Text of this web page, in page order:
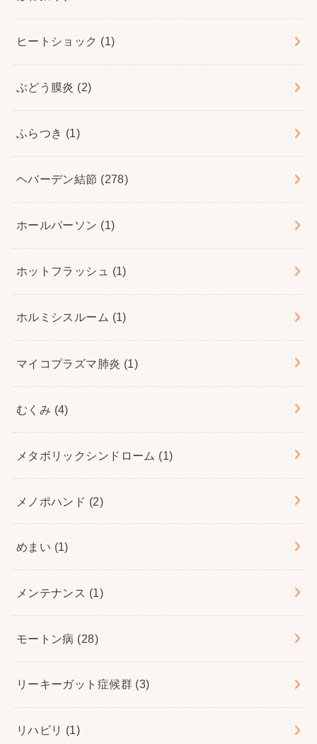
ヒートショック (1)
ぶどう膜炎 (2)
ふらつき (1)
ヘバーデン結節 (278)
ホールパーソン (1)
ホットフラッシュ (1)
ホルミシスルーム (1)
マイコプラズマ肺炎 (1)
むくみ (4)
メタボリックシンドローム (1)
メノポハンド (2)
めまい (1)
メンテナンス (1)
モートン病 (28)
リーキーガット症候群 (3)
リハビリ (1)